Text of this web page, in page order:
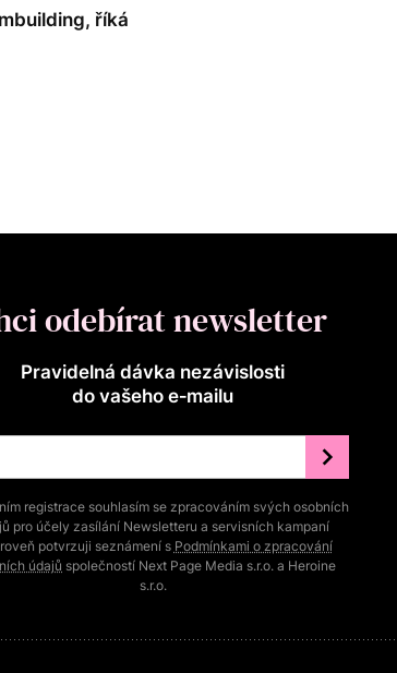
říká
odebírat newsletter
Pravidelná dávka nezávislosti
do vašeho e‑mailu
registrace souhlasím se zpracováním svých osobních
pro účely zasílání Newsletteru a servisních kampaní
potvrzuji seznámení s Podmínkami o zpracování
údajů společností Next Page Media s.r.o. a Heroine
s.r.o.